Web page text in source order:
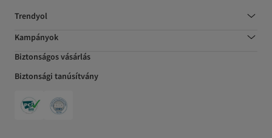
Trendyol
Kampányok
Biztonságos vásárlás
Biztonsági tanúsítvány